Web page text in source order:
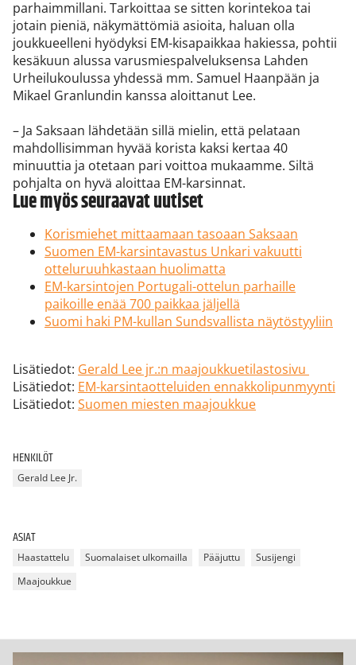
parhaimmillani. Tarkoittaa se sitten korintekoa tai
jotain pieniä, näkymättömiä asioita, haluan olla
joukkueelleni hyödyksi EM-kisapaikkaa hakiessa, pohtii
kesäkuun alussa varusmiespalveluksensa Lahden
Urheilukoulussa yhdessä mm. Samuel Haanpään ja
Mikael Granlundin kanssa aloittanut Lee.
– Ja Saksaan lähdetään sillä mielin, että pelataan
mahdollisimman hyvää korista kaksi kertaa 40
minuuttia ja otetaan pari voittoa mukaamme. Siltä
pohjalta on hyvä aloittaa EM-karsinnat.
Lue myös seuraavat uutiset
Korismiehet mittaamaan tasoaan Saksaan
Suomen EM-karsintavastus Unkari vakuutti
otteluruuhkastaan huolimatta
EM-karsintojen Portugali-ottelun parhaille
paikoille enää 700 paikkaa jäljellä
Suomi haki PM-kullan Sundsvallista näytöstyyliin
Lisätiedot: Gerald Lee jr.:n maajoukkuetilastosivu
Lisätiedot: EM-karsintaotteluiden ennakkolipunmyynti
Lisätiedot: Suomen miesten maajoukkue
HENKILÖT
Gerald Lee Jr.
ASIAT
Haastattelu Suomalaiset ulkomailla Pääjuttu
Susijengi
Maajoukkue